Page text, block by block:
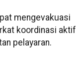
mengevakuasi
koordinasi aktif
pelayaran.